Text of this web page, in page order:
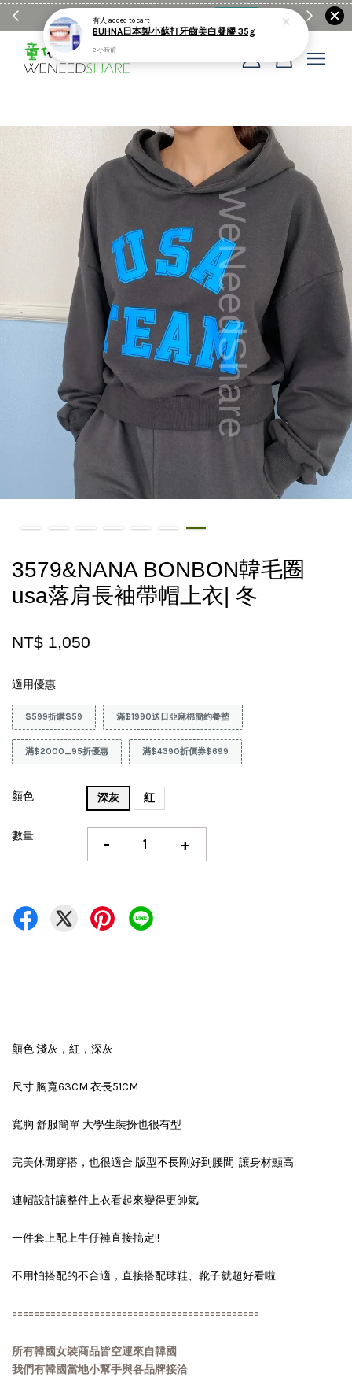
滿$1990送日亞麻棉簡約餐墊 童裝
3579&NANA BONBON韓毛圈
usa落肩長袖帶帽上衣| 冬
NT$ 1,050
適用優惠
$599折購$59 滿$1990送日亞麻棉簡約餐墊
滿$2000_95折優惠 滿$4390折價券$699
顏色 深灰 紅
數量 - +
顏色:淺灰，紅，深灰
尺寸:胸寬63CM 衣長51CM
寬胸 舒服簡單 大學生裝扮也很有型
完美休閒穿搭，也很適合 版型不長剛好到腰間 讓身材顯高
連帽設計讓整件上衣看起來變得更帥氣
一件套上配上牛仔褲直接搞定!!
不用怕搭配的不合適，直接搭配球鞋、靴子就超好看啦
=============================================
所有韓國女裝商品皆空運來自韓國
我們有韓國當地小幫手與各品牌接洽
您的購物車目前還是空的。
繼續購物